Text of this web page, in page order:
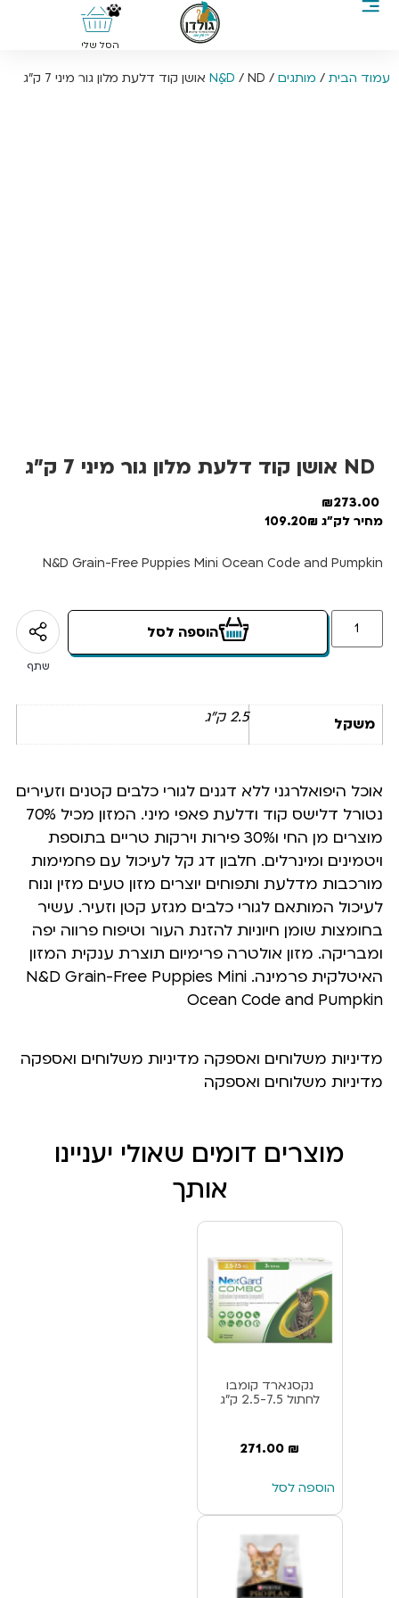
0
הסל שלי
עמוד הבית / מותגים / Nַ&D / ND אושן קוד דלעת מלון גור מיני 7 ק”ג
ND אושן קוד דלעת מלון גור מיני 7 ק”ג
273.00
₪
מחיר לק"ג 109.20₪
N&D Grain-Free Puppies Mini Ocean Code and Pumpkin
הוספה לסל
שתף
משקל 2.5 ק"ג
אוכל היפואלרגני ללא דגנים לגורי כלבים קטנים וזעירים
נטורל דלישס קוד ודלעת פאפי מיני. המזון מכיל 70%
מוצרים מן החי ו30% פירות וירקות טריים בתוספת
ויטמינים ומינרלים. חלבון דג קל לעיכול עם פחמימות
מורכבות מדלעת ותפוחים יוצרים מזון טעים מזין ונוח
לעיכול המותאם לגורי כלבים מגזע קטן וזעיר. עשיר
בחומצות שומן חיוניות להזנת העור וטיפוח פרווה יפה
ומבריקה. מזון אולטרה פרימיום תוצרת ענקית המזון
האיטלקית פרמינה. N&D Grain-Free Puppies Mini
Ocean Code and Pumpkin
מדיניות משלוחים ואספקה מדיניות משלוחים ואספקה
מדיניות משלוחים ואספקה
מוצרים דומים שאולי יעניינו
אותך
נקסגארד קומבו
לחתול 2.5-7.5 ק”ג
271.00 ₪
הוספה לסל